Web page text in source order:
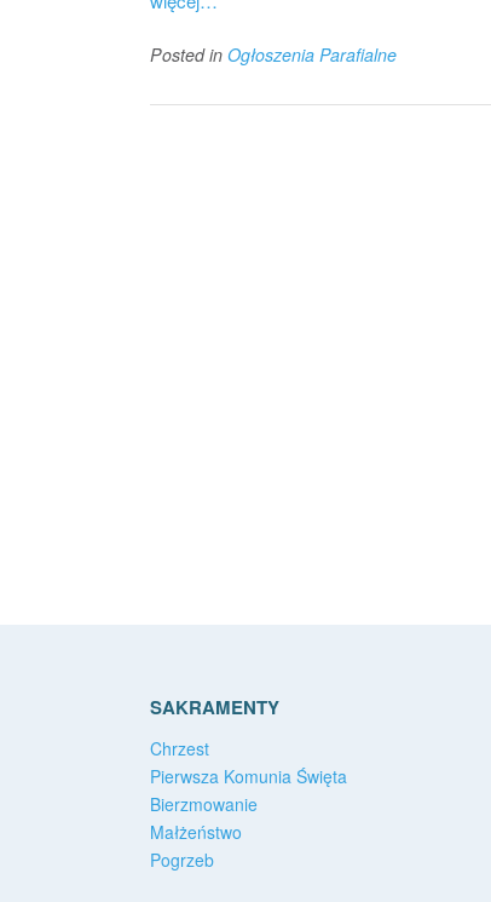
Posted in Ogłoszenia Parafialne
SAKRAMENTY
Chrzest
Pierwsza Komunia Święta
Bierzmowanie
Małżeństwo
Pogrzeb